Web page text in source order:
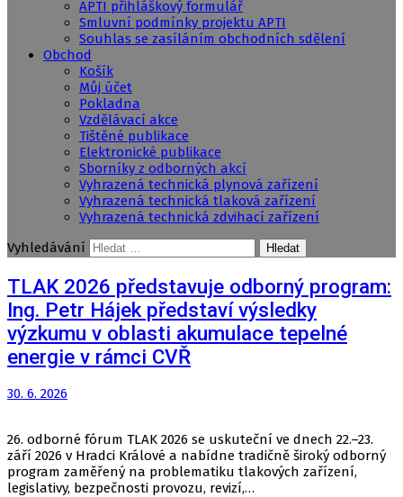
APTI přihláškový formulář
Smluvní podmínky projektu APTI
Souhlas se zasíláním obchodních sdělení
Obchod
Košík
Můj účet
Pokladna
Vzdělávací akce
Tištěné publikace
Elektronické publikace
Sborníky z odborných akcí
Vyhrazená technická plynová zařízení
Vyhrazená technická tlaková zařízení
Vyhrazená technická zdvihací zařízení
Vyhledávání
TLAK 2026 představuje odborný program:
Ing. Petr Hájek představí výsledky
výzkumu v oblasti akumulace tepelné
energie v rámci CVŘ
30. 6. 2026
26. odborné fórum TLAK 2026 se uskuteční ve dnech 22.–23.
září 2026 v Hradci Králové a nabídne tradičně široký odborný
program zaměřený na problematiku tlakových zařízení,
legislativy, bezpečnosti provozu, revizí,…